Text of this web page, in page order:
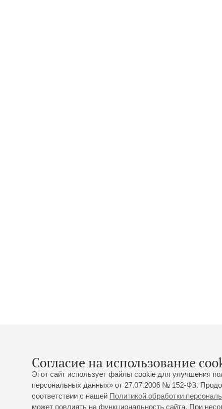
Согласие на использование
Этот сайт использует файлы cookie для улучшения
персональных данных» от 27.07.2006 № 152-ФЗ.
соответствии с нашей Политикой обработки
может повлиять на функциональность сайта. При